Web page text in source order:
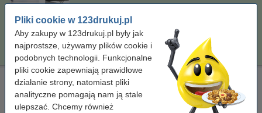
Pliki cookie w 123drukuj.pl
Aby zakupy w 123drukuj.pl były jak
najprostsze, używamy plików cookie i
podobnych technologii. Funkcjonalne
pliki cookie zapewniają prawidłowe
działanie strony, natomiast pliki
analityczne pomagają nam ją stale
ulepszać. Chcemy również
18,50 zł
8R7999 głowica, oryginalna
kolorowy głowica atramentowa - ± 7.000 stron